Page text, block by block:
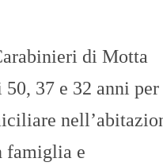
di Motta
37 e 32 anni per
famiglia e